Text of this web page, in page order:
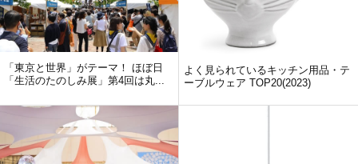
「東京と世界」がテーマ！ ほぼ日
「生活のたのしみ展」第4回は丸...
よく見られているキッチン用品・テ
ーブルウェア TOP20(2023)